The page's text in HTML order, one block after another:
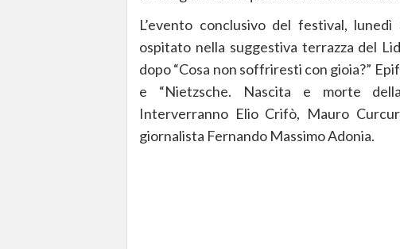
L’evento conclusivo del festival,
ospitato nella suggestiva terrazza del
dopo “Cosa non soffriresti con gioia?”
e “Nietzsche. Nascita e morte
Interverranno Elio Crifò, Mauro
giornalista Fernando Massimo Adonia.